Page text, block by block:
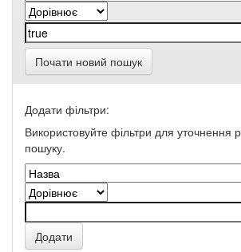
Почати новий пошук
Додати фільтри:
Використовуйте фільтри для уточнення
пошуку.